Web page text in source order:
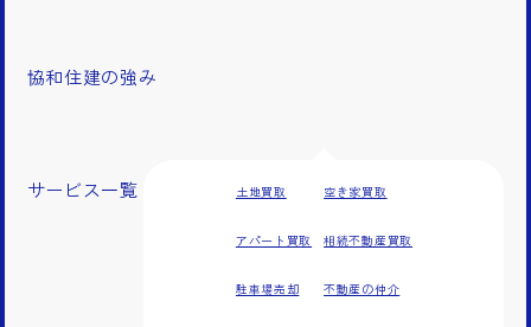
協和住建の強み
サービス一覧 土地買取 空き家買取
アパート買取 相続不動産買取
駐車場売却 不動産の仲介